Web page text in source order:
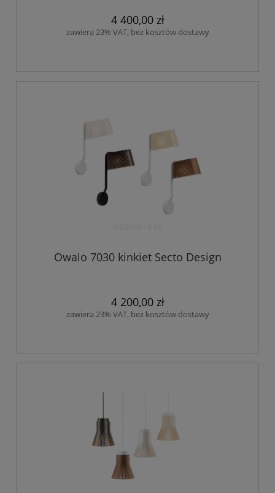
4 400,00 zł
zawiera 23% VAT, bez kosztów dostawy
Owalo 7030 kinkiet Secto Design
4 200,00 zł
zawiera 23% VAT, bez kosztów dostawy